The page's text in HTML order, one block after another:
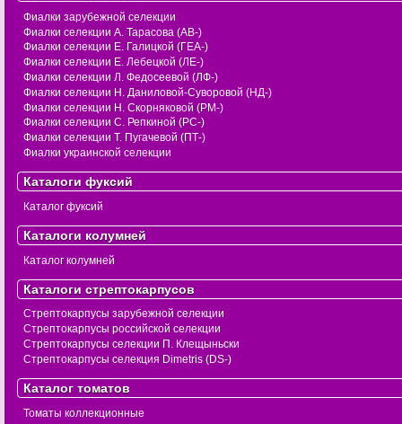
Фиалки зарубежной селекции
Фиалки селекции А. Тарасова (АВ-)
Фиалки селекции Е. Галицкой (ГЕА-)
Фиалки селекции Е. Лебецкой (ЛЕ-)
Фиалки селекции Л. Федосеевой (ЛФ-)
Фиалки селекции Н. Даниловой-Суворовой (НД-)
Фиалки селекции Н. Скорняковой (РМ-)
Фиалки селекции С. Репкиной (РС-)
Фиалки селекции Т. Пугачевой (ПТ-)
Фиалки украинской селекции
Каталоги фуксий
Каталог фуксий
Каталоги колумней
Каталог колумней
Каталоги стрептокарпусов
Стрептокарпусы зарубежной селекции
Стрептокарпусы российской селекции
Стрептокарпусы селекции П. Клещыньски
Стрептокарпусы селекция Dimetris (DS-)
Каталог томатов
Томаты коллекционные